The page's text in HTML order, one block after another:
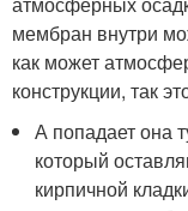
мембран внутри
как может
конструкции, так
А попадает она
который
кирпичной